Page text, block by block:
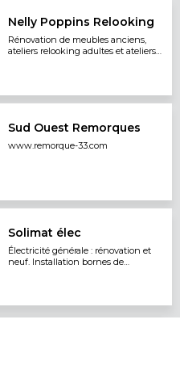
Nelly Poppins Relooking
Rénovation de meubles anciens,
ateliers relooking adultes et ateliers
Sud Ouest Remorques
www.remorque-33.com
Solimat élec
Électricité générale : rénovation et
neuf. Installation bornes de